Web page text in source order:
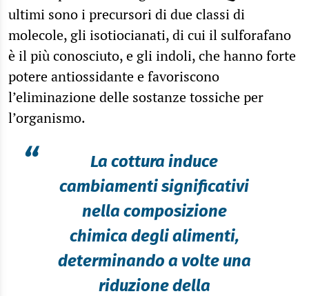
ultimi sono i precursori di due classi di
molecole, gli isotiocianati, di cui il sulforafano
è il più conosciuto, e gli indoli, che hanno forte
potere antiossidante e favoriscono
l’eliminazione delle sostanze tossiche per
l’organismo.
“
La cottura induce
cambiamenti significativi
nella composizione
chimica degli alimenti,
determinando a volte una
riduzione della